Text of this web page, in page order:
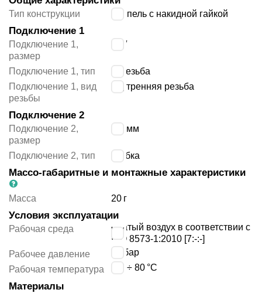
Тип конструкции ниппель с накидной гайкой
Подключение 1
Подключение 1,
размер
1/8″
Подключение 1, тип
G резьба
Подключение 1, вид
резьбы
внутренняя резьба
Подключение 2
Подключение 2,
размер
6/4 мм
Подключение 2, тип трубка
Массо-габаритные и монтажные характеристики
Масса 20 г
Условия эксплуатации
Рабочая среда
сжатый воздух в соответствии с
ISO 8573-1:2010 [7:-:-]
Рабочее давление
бар
Рабочая температура
-20 ÷ 80 °C
Материалы